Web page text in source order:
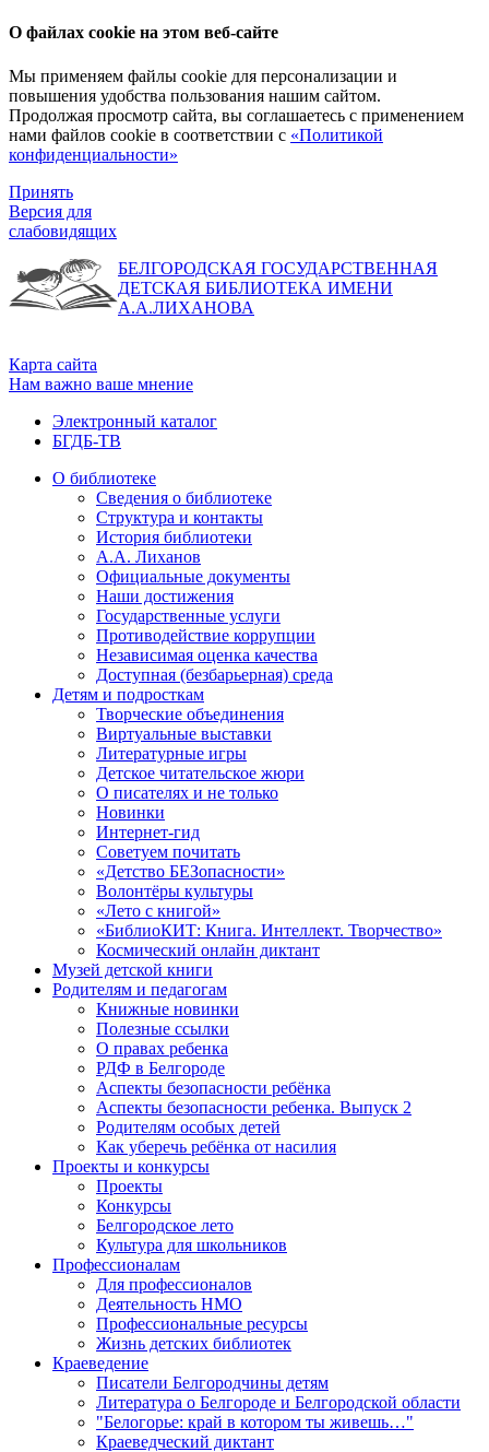
О файлах cookie на этом веб-сайте
Мы применяем файлы cookie для персонализации и
повышения удобства пользования нашим сайтом.
Продолжая просмотр сайта, вы соглашаетесь с применением
нами файлов cookie в соответствии с «Политикой
конфиденциальности»
Принять
Версия для
слабовидящих
БЕЛГОРОДСКАЯ ГОСУДАРСТВЕННАЯ
ДЕТСКАЯ БИБЛИОТЕКА ИМЕНИ
А.А.ЛИХАНОВА
Карта сайта
Нам важно ваше мнение
Электронный каталог
БГДБ-ТВ
О библиотеке
Сведения о библиотеке
Структура и контакты
История библиотеки
А.А. Лиханов
Официальные документы
Наши достижения
Государственные услуги
Противодействие коррупции
Независимая оценка качества
Доступная (безбарьерная) среда
Детям и подросткам
Творческие объединения
Виртуальные выставки
Литературные игры
Детское читательское жюри
О писателях и не только
Новинки
Интернет-гид
Советуем почитать
«Детство БЕЗопасности»
Волонтёры культуры
«Лето с книгой»
«БиблиоКИТ: Книга. Интеллект. Творчество»
Космический онлайн диктант
Музей детской книги
Родителям и педагогам
Книжные новинки
Полезные ссылки
О правах ребенка
РДФ в Белгороде
Аспекты безопасности ребёнка
Аспекты безопасности ребенка. Выпуск 2
Родителям особых детей
Как уберечь ребёнка от насилия
Проекты и конкурсы
Проекты
Конкурсы
Белгородское лето
Культура для школьников
Профессионалам
Для профессионалов
Деятельность НМО
Профессиональные ресурсы
Жизнь детских библиотек
Краеведение
Писатели Белгородчины детям
Литература о Белгороде и Белгородской области
"Белогорье: край в котором ты живешь…"
Краеведческий диктант